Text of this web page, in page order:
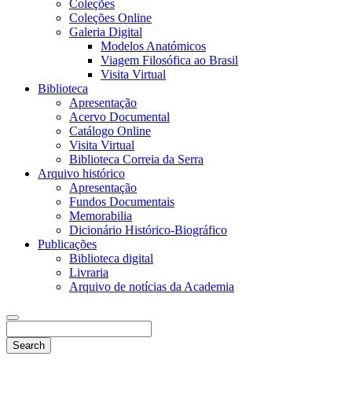
Coleções
Coleções Online
Galeria Digital
Modelos Anatómicos
Viagem Filosófica ao Brasil
Visita Virtual
Biblioteca
Apresentação
Acervo Documental
Catálogo Online
Visita Virtual
Biblioteca Correia da Serra
Arquivo histórico
Apresentação
Fundos Documentais
Memorabilia
Dicionário Histórico-Biográfico
Publicações
Biblioteca digital
Livraria
Arquivo de notícias da Academia